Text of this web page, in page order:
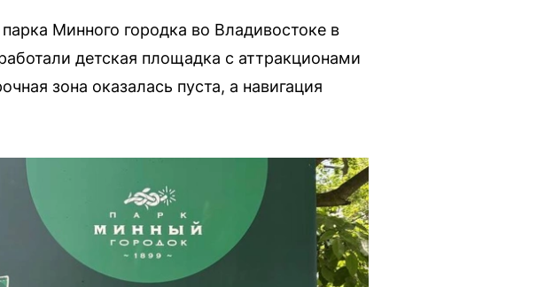
Минного городка во Владивостоке в
детская площадка с аттракционами
зона оказалась пуста, а навигация